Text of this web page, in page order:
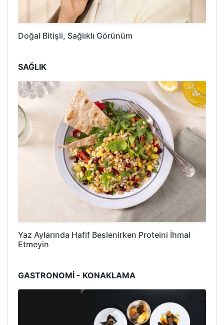
Doğal Bitişli, Sağlıklı Görünüm
SAĞLIK
Yaz Aylarında Hafif Beslenirken Proteini İhmal
Etmeyin
GASTRONOMİ - KONAKLAMA